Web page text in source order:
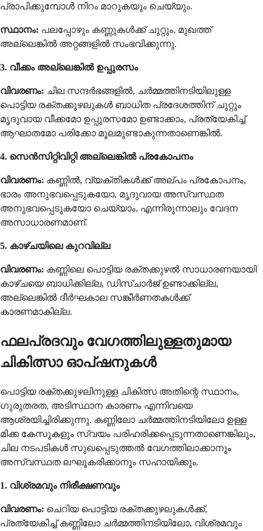
പ്രാപിക്കുമ്പോൾ നിറം മാറുകയും ചെയ്യും.
സ്ഥാനം: പലപ്പോഴും കണ്ണുകൾക്ക് ചുറ്റും, മുഖത്ത്
അല്ലെങ്കിൽ അറ്റങ്ങളിൽ സംഭവിക്കുന്നു.
3. വീക്കം അല്ലെങ്കിൽ ഉപ്പുരസം
വിവരണം: ചില സന്ദർഭങ്ങളിൽ, ചർമ്മത്തിനടിയിലുള്ള
പൊട്ടിയ രക്തക്കുഴലുകൾ ബാധിത പ്രദേശത്തിന് ചുറ്റും
മൃദുവായ വീക്കമോ ഉപ്പുരസമോ ഉണ്ടാക്കാം, പ്രത്യേകിച്ച്
ആഘാതമോ പരിക്കോ മൂലമുണ്ടാകുന്നതാണെങ്കിൽ.
4. സെൻസിറ്റിവിറ്റി അല്ലെങ്കിൽ പ്രകോപനം
വിവരണം: കണ്ണിൽ, വ്യക്തികൾക്ക് അല്പം പ്രകോപനം,
ഭാരം അനുഭവപ്പെടുകയോ, മൃദുവായ അസ്വസ്ഥത
അനുഭവപ്പെടുകയോ ചെയ്യാം, എന്നിരുന്നാലും വേദന
അസാധാരണമാണ്.
5. കാഴ്ചയിലെ കുറവില്ല
വിവരണം: കണ്ണിലെ പൊട്ടിയ രക്തക്കുഴൽ സാധാരണയായി
കാഴ്ചയെ ബാധിക്കില്ല, ഡിസ്ചാർജ് ഉണ്ടാക്കില്ല,
അല്ലെങ്കിൽ ദീർഘകാല സങ്കീർണതകൾക്ക്
കാരണമാകില്ല.
ഫലപ്രദവും വേഗത്തിലുള്ളതുമായ
ചികിത്സാ ഓപ്ഷനുകൾ
പൊട്ടിയ രക്തക്കുഴലിനുള്ള ചികിത്സ അതിന്റെ സ്ഥാനം,
ഗുരുതരത, അടിസ്ഥാന കാരണം എന്നിവയെ
ആശ്രയിച്ചിരിക്കുന്നു. കണ്ണിലോ ചർമ്മത്തിനടിയിലോ ഉള്ള
മിക്ക കേസുകളും സ്വയം പരിഹരിക്കപ്പെടുന്നതാണെങ്കിലും,
ചില നടപടികൾ സുഖപ്പെടുത്തൽ വേഗത്തിലാക്കാനും
അസ്വസ്ഥത ലഘൂകരിക്കാനും സഹായിക്കും.
1. വിശ്രമവും നിരീക്ഷണവും
വിവരണം: ചെറിയ പൊട്ടിയ രക്തക്കുഴലുകൾക്ക്,
പ്രത്യേകിച്ച് കണ്ണിലോ ചർമ്മത്തിനടിയിലോ, വിശ്രമവും